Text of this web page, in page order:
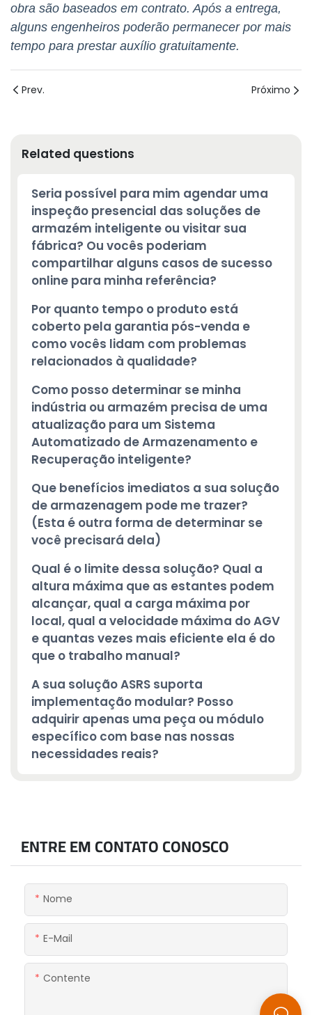
obra são baseados em contrato. Após a entrega,
alguns engenheiros poderão permanecer por mais
tempo para prestar auxílio gratuitamente.
Prev. Próximo
Related questions
Seria possível para mim agendar uma
inspeção presencial das soluções de
armazém inteligente ou visitar sua
fábrica? Ou vocês poderiam
compartilhar alguns casos de sucesso
online para minha referência?
Por quanto tempo o produto está
coberto pela garantia pós-venda e
como vocês lidam com problemas
relacionados à qualidade?
Como posso determinar se minha
indústria ou armazém precisa de uma
atualização para um Sistema
Automatizado de Armazenamento e
Recuperação inteligente?
Que benefícios imediatos a sua solução
de armazenagem pode me trazer?
(Esta é outra forma de determinar se
você precisará dela)
Qual é o limite dessa solução? Qual a
altura máxima que as estantes podem
alcançar, qual a carga máxima por
local, qual a velocidade máxima do AGV
e quantas vezes mais eficiente ela é do
que o trabalho manual?
A sua solução ASRS suporta
implementação modular? Posso
adquirir apenas uma peça ou módulo
específico com base nas nossas
necessidades reais?
ENTRE EM CONTATO CONOSCO
Nome
E-Mail
Contente